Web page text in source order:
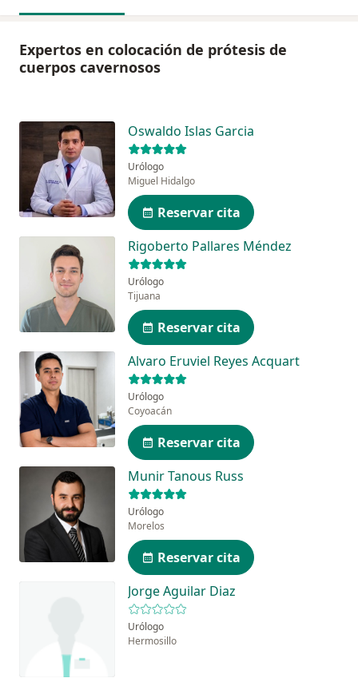
Expertos en colocación de prótesis de
cuerpos cavernosos
Oswaldo Islas Garcia
Urólogo
Miguel Hidalgo
Reservar cita
Rigoberto Pallares Méndez
Urólogo
Tijuana
Reservar cita
Alvaro Eruviel Reyes Acquart
Urólogo
Coyoacán
Reservar cita
Munir Tanous Russ
Urólogo
Morelos
Reservar cita
Jorge Aguilar Diaz
Urólogo
Hermosillo